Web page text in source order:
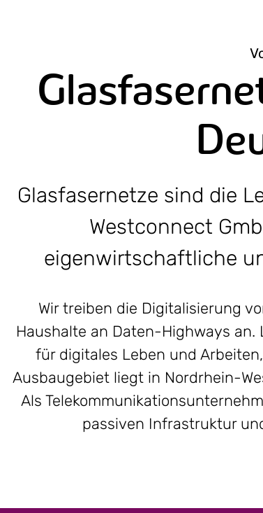
Glasfasernetze sind die
Westconnect
eigenwirtschaftliche
Wir treiben die Digitalisierung
Haushalte an Daten-Highways
für digitales Leben und
Ausbaugebiet liegt in Nordrhein-
Als
passiven Infrastruktur